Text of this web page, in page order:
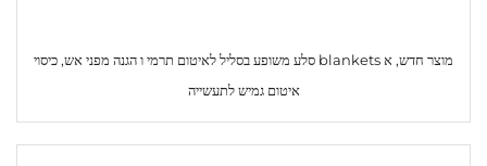
מוצר חדש, א blankets סלע משופע בסליל לאיטום תרמי ו הגנה מפני אש, כיסוי
איטום גמיש לתעשייה